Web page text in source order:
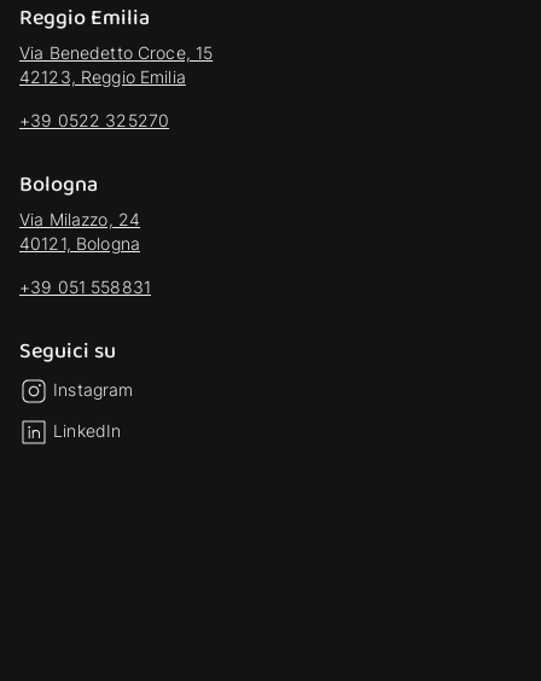
Reggio Emilia
Via Benedetto Croce, 15
42123, Reggio Emilia
+39 0522 325270
Bologna
Via Milazzo, 24
40121, Bologna
+39 051 558831
Seguici su
Instagram
LinkedIn